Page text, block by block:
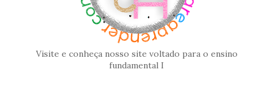
Visite e conheça nosso site voltado para o ensino
fundamental I